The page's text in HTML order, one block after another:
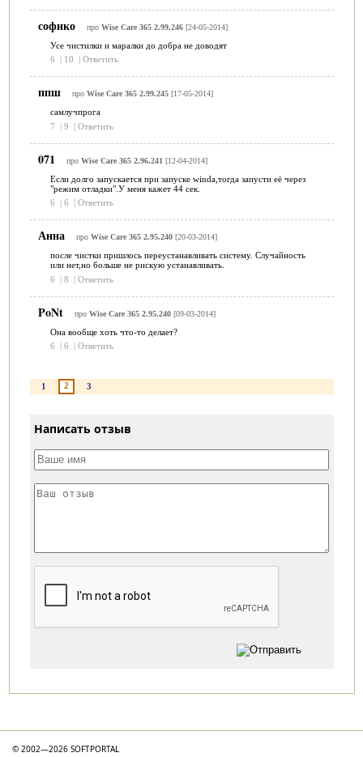
софико про Wise Care 365 2.99.246[24-05-2014]
Усе чистилки и маралки до добра не доводят
6
| 10 | Ответить
ппш про Wise Care 365 2.99.245[17-05-2014]
самлучпрога
7
| 9 | Ответить
071 про Wise Care 365 2.96.241 [12-04-2014]
Если долго запускается при запуске winda,тогда запусти её через
"режим отладки".У меня кажет 44 сек.
6
| 6 | Ответить
Анна про Wise Care 365 2.95.240[20-03-2014]
после чистки пришлось переустанавливать систему. Случайность
или нет,но больше не рискую устанавливать.
6
| 8 | Ответить
PoNt про Wise Care 365 2.95.240[09-03-2014]
Она вообще хоть что-то делает?
6
| 6 | Ответить
1 2 3
Написать отзыв
© 2002—2026 SOFTPORTAL